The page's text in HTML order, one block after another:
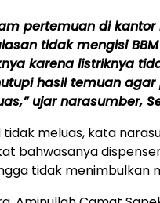
pertemuan di
tidak mengisi
karena listriknya
hasil temuan
ujar narasumber,
tidak meluas, kata
bahwasanya
tidak menimbulkan